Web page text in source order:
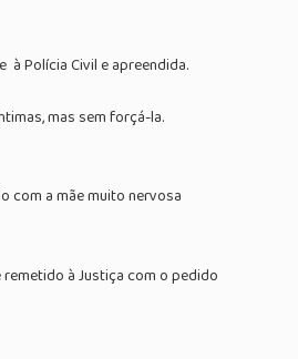
à Polícia Civil e apreendida.
mas sem forçá-la.
com a mãe muito nervosa
à Justiça com o pedido